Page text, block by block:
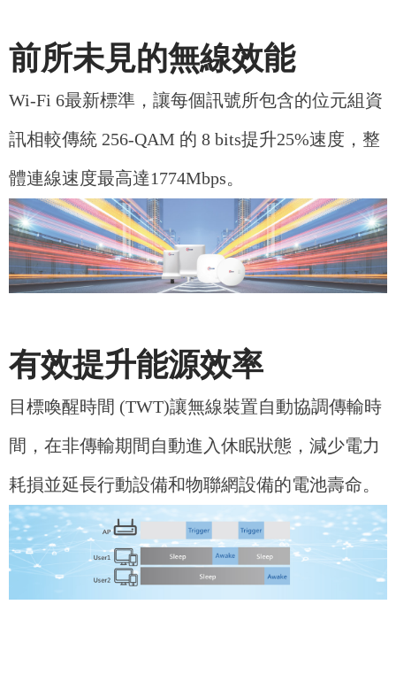
前所未見的無線效能
Wi-Fi 6最新標準，讓每個訊號所包含的位元組資
訊相較傳統 256-QAM 的 8 bits提升25%速度，整
體連線速度最高達1774Mbps。
有效提升能源效率
目標喚醒時間 (TWT)讓無線裝置自動協調傳輸時
間，在非傳輸期間自動進入休眠狀態，減少電力
耗損並延長行動設備和物聯網設備的電池壽命。